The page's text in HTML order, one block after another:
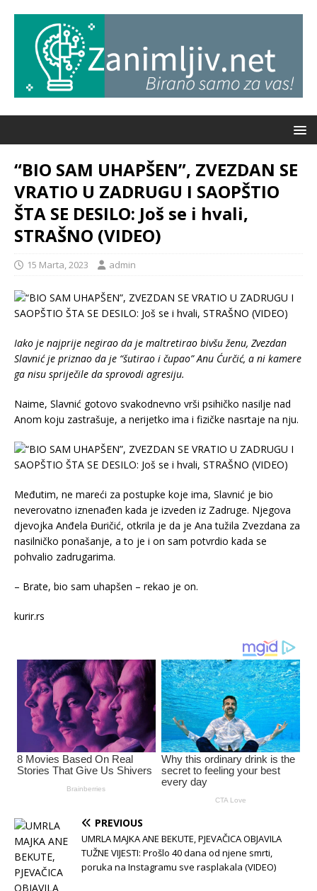
“BIO SAM UHAPŠEN”, ZVEZDAN SE
VRATIO U ZADRUGU I SAOPŠTIO
ŠTA SE DESILO: Još se i hvali,
STRAŠNO (VIDEO)
15 Marta, 2023 admin
Iako je najprije negirao da je maltretirao bivšu ženu, Zvezdan
Slavnić je priznao da je “šutirao i čupao” Anu Ćurčić, a ni kamere
ga nisu spriječile da sprovodi agresiju.
Naime, Slavnić gotovo svakodnevno vrši psihičko nasilje nad
Anom koju zastrašuje, a nerijetko ima i fizičke nasrtaje na nju.
Međutim, ne mareći za postupke koje ima, Slavnić je bio
neverovatno iznenađen kada je izveden iz Zadruge. Njegova
djevojka Anđela Đuričić, otkrila je da je Ana tužila Zvezdana za
nasilničko ponašanje, a to je i on sam potvrdio kada se
pohvalio zadrugarima.
– Brate, bio sam uhapšen – rekao je on.
kurir.rs
PREVIOUS
UMRLA MAJKA ANE BEKUTE, PJEVAČICA OBJAVILA
TUŽNE VIJESTI: Prošlo 40 dana od njene smrti,
poruka na Instagramu sve rasplakala (VIDEO)